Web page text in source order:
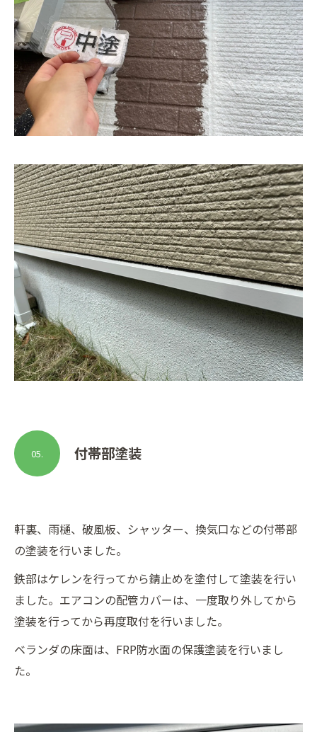
付帯部塗装
05.
軒裏、雨樋、破風板、シャッター、換気口などの付帯部
の塗装を行いました。
鉄部はケレンを行ってから錆止めを塗付して塗装を行い
ました。エアコンの配管カバーは、一度取り外してから
塗装を行ってから再度取付を行いました。
ベランダの床面は、FRP防水面の保護塗装を行いまし
た。